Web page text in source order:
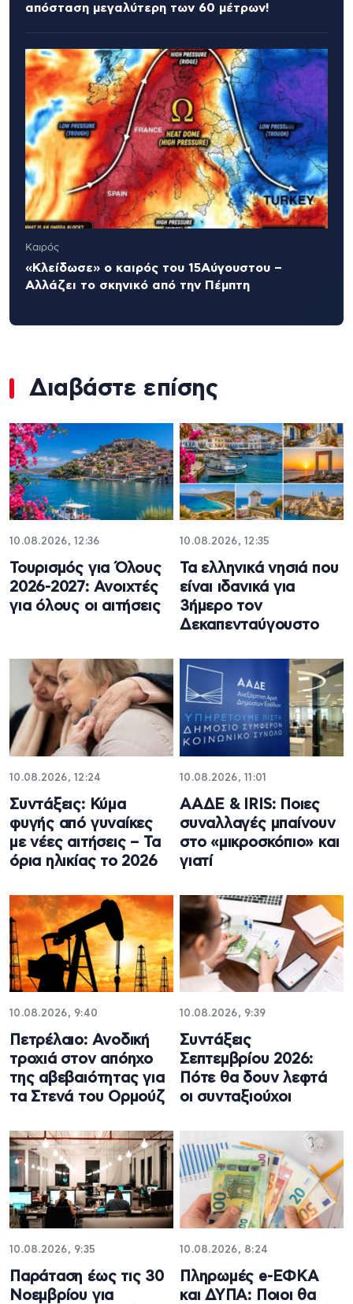
απόσταση μεγαλύτερη των 60 μέτρων!
Καιρός
«Κλείδωσε» ο καιρός του 15Αύγουστου –
Αλλάζει το σκηνικό από την Πέμπτη
Διαβάστε επίσης
10.08.2026, 12:36
Τουρισμός για Όλους
2026-2027: Ανοιχτές
για όλους οι αιτήσεις
10.08.2026, 12:35
Τα ελληνικά νησιά που
είναι ιδανικά για
3ήμερο τον
Δεκαπενταύγουστο
10.08.2026, 12:24
Συντάξεις: Κύμα
φυγής από γυναίκες
με νέες αιτήσεις – Τα
όρια ηλικίας το 2026
10.08.2026, 11:01
ΑΑΔΕ & IRIS: Ποιες
συναλλαγές μπαίνουν
στο «μικροσκόπιο» και
γιατί
10.08.2026, 9:40
Πετρέλαιο: Ανοδική
τροχιά στον απόηχο
της αβεβαιότητας για
τα Στενά του Ορμούζ
10.08.2026, 9:39
Συντάξεις
Σεπτεμβρίου 2026:
Πότε θα δουν λεφτά
οι συνταξιούχοι
10.08.2026, 9:35
Παράταση έως τις 30
Νοεμβρίου για
10.08.2026, 8:24
Πληρωμές e-ΕΦΚΑ
και ΔΥΠΑ: Ποιοι θα